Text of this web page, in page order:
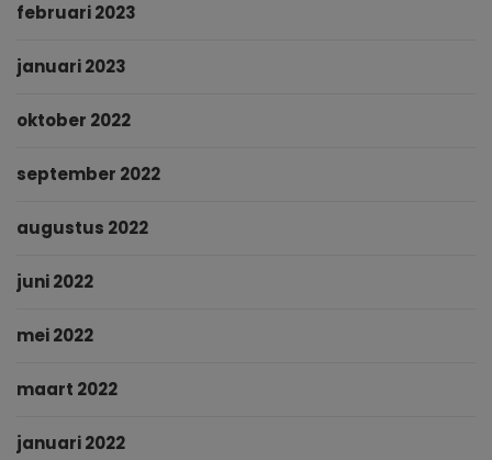
februari 2023
januari 2023
oktober 2022
september 2022
augustus 2022
juni 2022
mei 2022
maart 2022
januari 2022